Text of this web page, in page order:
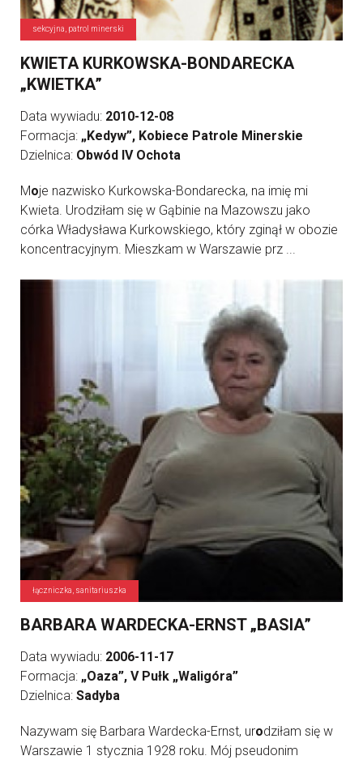
sekcyjna, patrol minerski
KWIETA KURKOWSKA-BONDARECKA
„KWIETKA”
Data wywiadu: 2010-12-08
Formacja: „Kedyw”, Kobiece Patrole Minerskie
Dzielnica: Obwód IV Ochota
Moje nazwisko Kurkowska-Bondarecka, na imię mi
Kwieta. Urodziłam się w Gąbinie na Mazowszu jako
córka Władysława Kurkowskiego, który zginął w obozie
koncentracyjnym. Mieszkam w Warszawie prz ...
łączniczka, sanitariuszka
BARBARA WARDECKA-ERNST „BASIA”
Data wywiadu: 2006-11-17
Formacja: „Oaza”, V Pułk „Waligóra”
Dzielnica: Sadyba
Nazywam się Barbara Wardecka-Ernst, urodziłam się w
Warszawie 1 stycznia 1928 roku. Mój pseudonim